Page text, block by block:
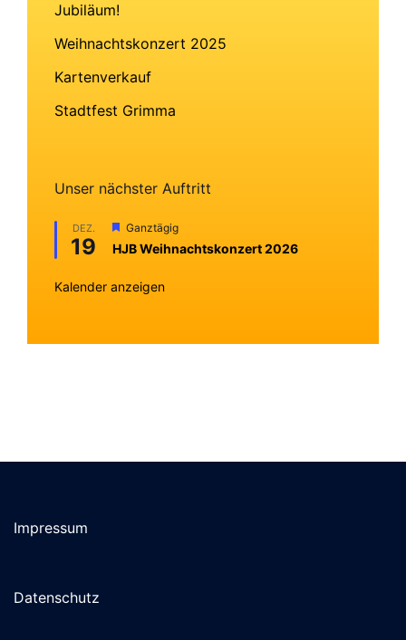
Jubiläum!
Weihnachtskonzert 2025
Kartenverkauf
Stadtfest Grimma
Unser nächster Auftritt
DEZ.
19
Hervorgehoben
Ganztägig
HJB Weihnachtskonzert 2026
Kalender anzeigen
Impressum
Datenschutz